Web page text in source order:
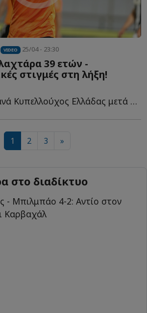
VIDEO 25/04 - 23:30
39 ετών -
στιγμές στη λήξη!
Ο ΟΦΗ είναι ξανά Κυπελλούχος Ελλάδας μετά από 39 ολόκληρα χ...
1 2 3 »
στο διαδίκτυο